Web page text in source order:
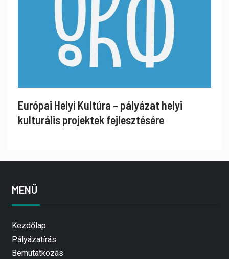
Európai Helyi Kultúra – pályázat helyi
kulturális projektek fejlesztésére
MENÜ
Kezdőlap
Pályázatírás
Bemutatkozás